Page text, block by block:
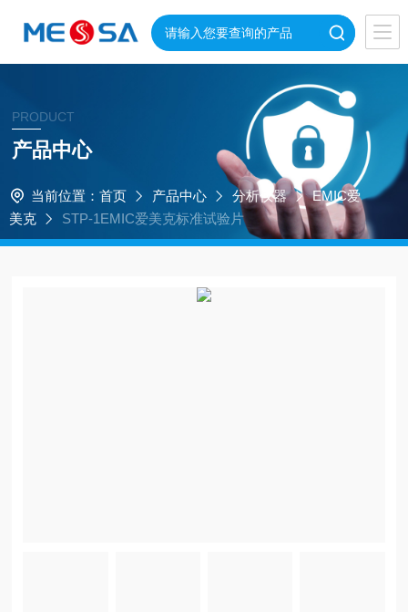
PRODUCT
产品中心
当前位置： 首页 产品中心 分析仪器
EMIC爱
美克
STP-1EMIC爱美克标准试验片